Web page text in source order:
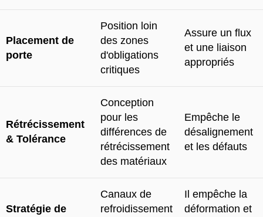
Placement de
porte
Position loin
des zones
d'obligations
critiques
Assure un flux
et une liaison
appropriés
Rétrécissement
& Tolérance
Conception
pour les
différences de
rétrécissement
des matériaux
Empêche le
désalignement
et les défauts
Stratégie de
Canaux de
refroidissement
Il empêche la
déformation et